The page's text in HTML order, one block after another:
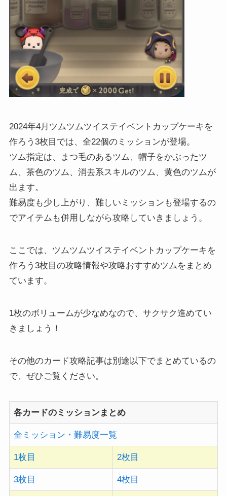
2024年4月ツムツムツイステイベントカップケーキを
作ろう3枚目では、全22個のミッションが登場。
ツム指定は、まつ毛のあるツム、帽子をかぶったツ
ム、茶色のツム、消去系スキルのツム、黄色のツムが
出ます。
難易度も少し上がり、難しいミッションも登場するの
でアイテムも併用しながら攻略していきましょう。
ここでは、ツムツムツイステイベントカップケーキを
作ろう3枚目の攻略情報や攻略おすすめツムをまとめ
ています。
1枚のボリュームが少なめなので、サクサク進めてい
きましょう！
その他のカード攻略記事は別途以下でまとめているの
で、ぜひご覧ください。
各カードのミッションまとめ
全ミッション・難易度一覧
1枚目 2枚目
3枚目 4枚目